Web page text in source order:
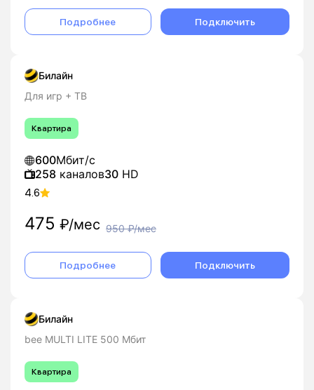
Подробнее Подключить
Билайн
Для игр + ТВ
Квартира
600Мбит/с
258 каналов30 HD
4.6
475 ₽/мес 950₽/мес
Подробнее Подключить
Билайн
bee MULTI LITE 500 Мбит
Квартира